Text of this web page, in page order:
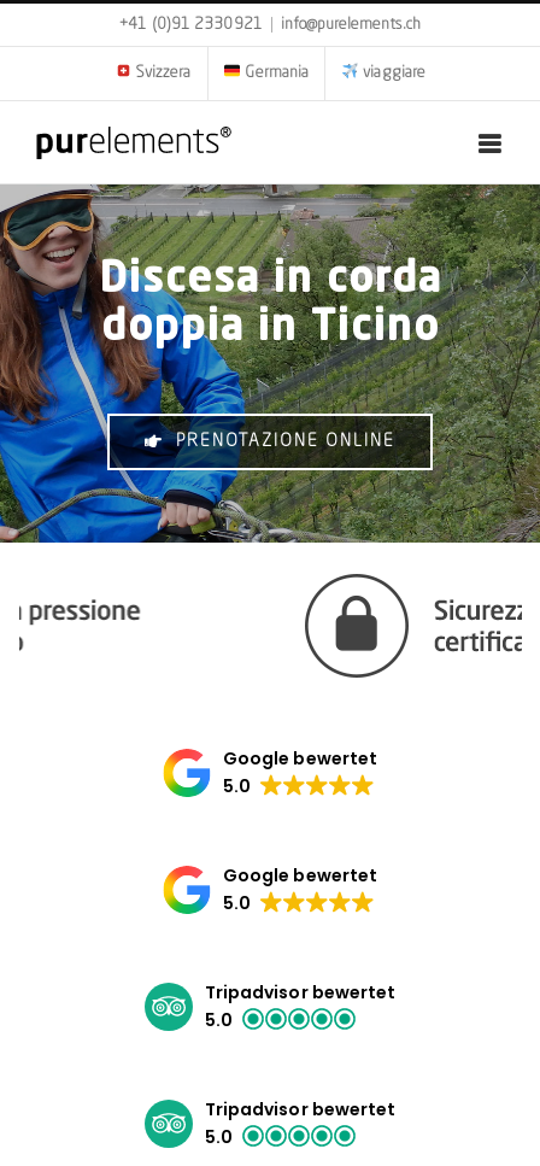
to
+41 (0)91 2330921 info@purelements.ch
Svizzera Germania viaggiare
Discesa in corda
doppia in Ticino
PRENOTAZIONE ONLINE
Google bewertet
5.0
Google bewertet
5.0
Tripadvisor bewertet
5.0
Tripadvisor bewertet
5.0